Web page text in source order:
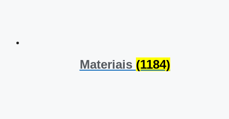
Materiais (1184)